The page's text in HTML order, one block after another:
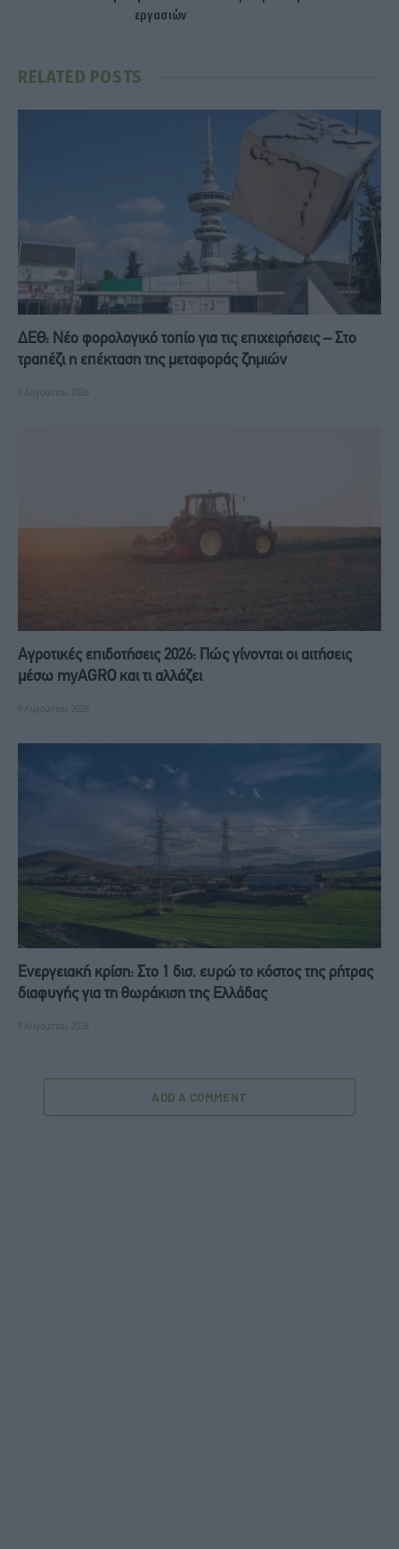
εργασιών
RELATED POSTS
ΔΕΘ: Νέο φορολογικό τοπίο για τις επιχειρήσεις – Στο
τραπέζι η επέκταση της μεταφοράς ζημιών
9 Αυγούστου, 2026
Αγροτικές επιδοτήσεις 2026: Πώς γίνονται οι αιτήσεις
μέσω myAGRO και τι αλλάζει
9 Αυγούστου, 2026
Ενεργειακή κρίση: Στο 1 δισ. ευρώ το κόστος της ρήτρας
διαφυγής για τη θωράκιση της Ελλάδας
9 Αυγούστου, 2026
ADD A COMMENT